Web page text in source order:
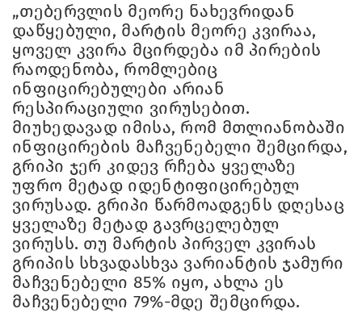
„თებერვლის მეორე ნახევრიდან
დაწყებული, მარტის მეორე კვირაა,
ყოველ კვირა მცირდება იმ პირების
რაოდენობა, რომლებიც
ინფიცირებულები არიან
რესპირაციული ვირუსებით.
მიუხედავად იმისა, რომ მთლიანობაში
ინფიცირების მაჩვენებელი შემცირდა,
გრიპი ჯერ კიდევ რჩება ყველაზე
უფრო მეტად იდენტიფიცირებულ
ვირუსად. გრიპი წარმოადგენს დღესაც
ყველაზე მეტად გავრცელებულ
ვირუსს. თუ მარტის პირველ კვირას
გრიპის სხვადასხვა ვარიანტის ჯამური
მაჩვენებელი 85% იყო, ახლა ეს
მაჩვენებელი 79%-მდე შემცირდა.